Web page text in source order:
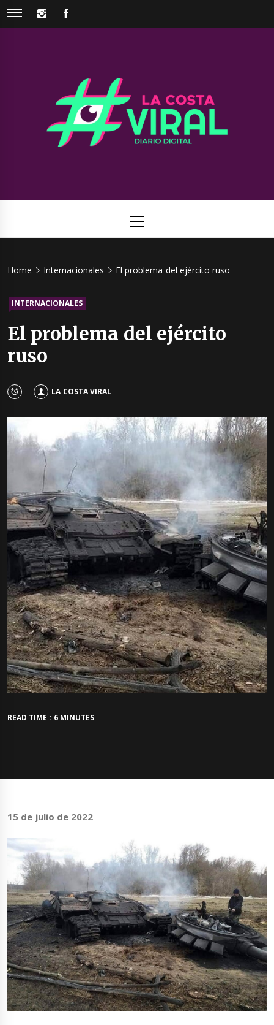
Skip
INSTAGRAM
Viral
Menu
Home Internacionales El problema del ejército ruso
INTERNACIONALES
El problema del ejército
ruso
LA COSTA VIRAL
READ TIME : 6 MINUTES
15 de julio de 2022